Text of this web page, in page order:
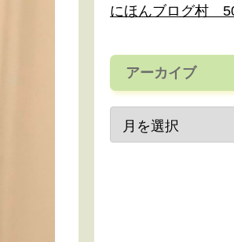
にほんブログ村
アーカイブ